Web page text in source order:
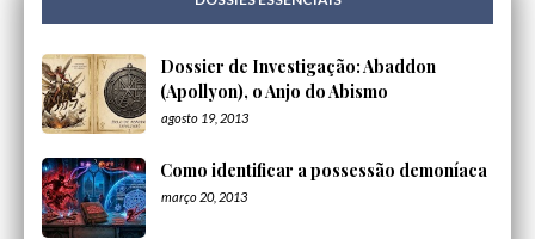
Dossier de Investigação: Abaddon
(Apollyon), o Anjo do Abismo
agosto 19, 2013
Como identificar a possessão demoníaca
março 20, 2013